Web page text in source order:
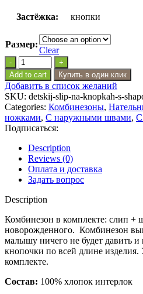
Застёжка: кнопки
Размер:
Clear
Детский
слип
на
кнопках
с
шапочкой
цвет
малинка
quantity
Add to cart Купить в один клик
Добавить в список желаний
SKU: detskij-slip-na-knopkah-s-
Categories: Комбинезоны,
ножками, С наружными швами, С
Подписаться:
Description
Reviews (0)
Оплата и доставка
Задать вопрос
Description
Комбинезон в комплекте: слип +
новорожденного. Комбинезон
малышу ничего не будет давить
кнопочки по всей длине изделия.
комплекте.
Состав: 100% хлопок интерлок